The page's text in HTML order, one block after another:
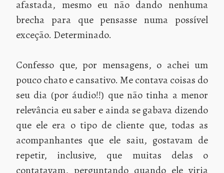
afastada, mesmo eu não dando nenhuma
brecha para que pensasse numa possível
exceção. Determinado.
Confesso que, por mensagens, o achei um
pouco chato e cansativo. Me contava coisas do
seu dia (por áudio!!) que não tinha a menor
relevância eu saber e ainda se gabava dizendo
que ele era o tipo de cliente que, todas as
acompanhantes que ele saiu, gostavam de
repetir, inclusive, que muitas delas o
contatavam, perguntando quando ele viria